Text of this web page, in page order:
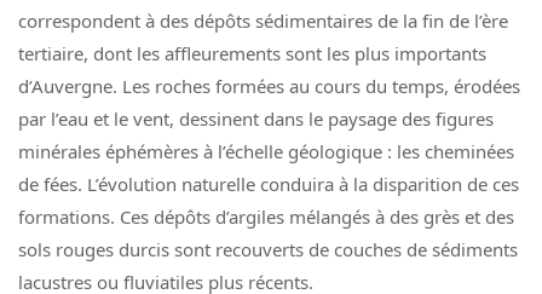
correspondent à des dépôts sédimentaires de la fin de l’ère
tertiaire, dont les affleurements sont les plus importants
d’Auvergne. Les roches formées au cours du temps, érodées
par l’eau et le vent, dessinent dans le paysage des figures
minérales éphémères à l’échelle géologique : les cheminées
de fées. L’évolution naturelle conduira à la disparition de ces
formations. Ces dépôts d’argiles mélangés à des grès et des
sols rouges durcis sont recouverts de couches de sédiments
lacustres ou fluviatiles plus récents.